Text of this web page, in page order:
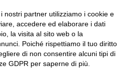
di apertura
- Sabato
| 14:45-19:00
nostri partner utilizziamo i cookie e
accedere ed elaborare i dati
la visita al sito web o la
Poiché rispettiamo il tuo diritto
di non consentire alcuni tipi di
GDPR per saperne di più.